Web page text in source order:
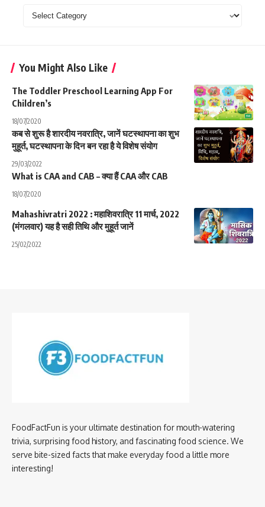
Categories
You Might Also Like
The Toddler Preschool Learning App For
Children’s
18/07/2020
कब से शुरू है शारदीय नवरात्रि, जानें घटस्थापना का शुभ
मुहूर्त, घटस्थापना के दिन बन रहा है ये विशेष संयोग
29/03/2022
What is CAA and CAB – क्या हैं CAA और CAB
18/07/2020
Mahashivratri 2022 : महाशिवरात्रि 11 मार्च, 2022
(मंगलवार) यह है सही तिथि और मुहूर्त जानें
25/02/2022
FoodFactFun is your ultimate destination for mouth-watering
trivia, surprising food history, and fascinating food science. We
serve bite-sized facts that make everyday food a little more
interesting!